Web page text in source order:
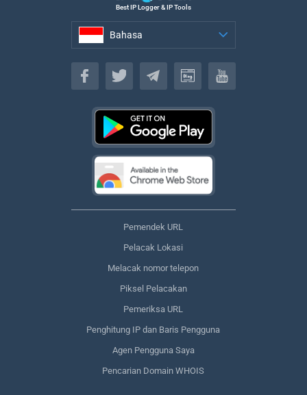
Best IP Logger & IP Tools
Bahasa
Bahasa
Pemendek URL
Pelacak Lokasi
Melacak nomor telepon
Piksel Pelacakan
Pemeriksa URL
Penghitung IP dan Baris Pengguna
Agen Pengguna Saya
Pencarian Domain WHOIS